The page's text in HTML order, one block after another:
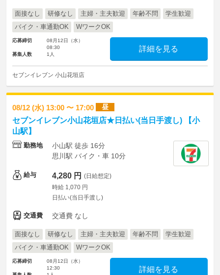
面接なし 研修なし 主婦・主夫歓迎 年齢不問
学生歓迎
バイク・車通勤OK
WワークOK
応募締切
08月12日（水）
08:30
募集人数
1人
詳細を見る
セブンイレブン 小山花垣店
08/12 (水) 13:00 〜 17:00 昼
セブンイレブン小山花垣店★日払い(当日手渡し) 【小
山駅】
勤務地
小山駅 徒歩 16分
思川駅 バイク・車 10分
給与 4,280 円 (日給想定)
時給 1,070 円
日払い(当日手渡し)
交通費 交通費 なし
面接なし 研修なし 主婦・主夫歓迎 年齢不問
学生歓迎
バイク・車通勤OK
WワークOK
応募締切
08月12日（水）
12:30
詳細を見る